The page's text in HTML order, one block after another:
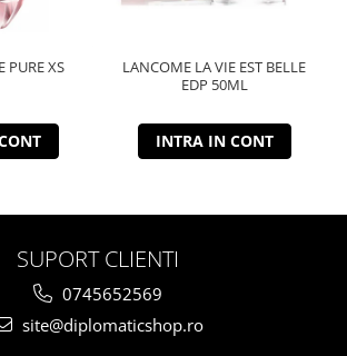
PURE XS
LANCOME LA VIE EST BELLE
EDP 50ML
INTRA IN CONT
SUPORT CLIENTI
0745652569
site@diplomaticshop.ro